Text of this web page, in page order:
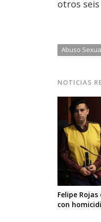
otros
Abuso
NOTICIAS
Felipe
con